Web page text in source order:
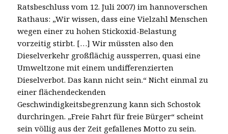
Ratsbeschluss vom 12. Juli 2007) im hannoverschen
Rathaus: „Wir wissen, dass eine Vielzahl Menschen
wegen einer zu hohen Stickoxid-Belastung
vorzeitig stirbt. […] Wir müssten also den
Dieselverkehr großflächig aussperren, quasi eine
Umweltzone mit einem undifferenzierten
Dieselverbot. Das kann nicht sein.“ Nicht einmal zu
einer flächendeckenden
Geschwindigkeitsbegrenzung kann sich Schostok
durchringen. „Freie Fahrt für freie Bürger“ scheint
sein völlig aus der Zeit gefallenes Motto zu sein.